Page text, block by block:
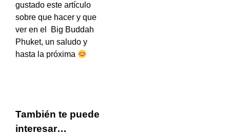
gustado este artículo
sobre que hacer y que
ver en el Big Buddah
Phuket, un saludo y
hasta la próxima
También te puede
interesar…